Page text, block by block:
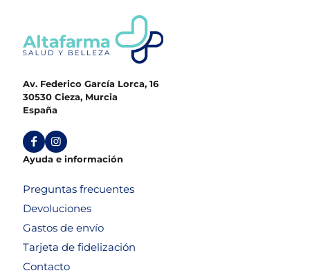
Av. Federico García Lorca, 16
30530 Cieza, Murcia
España
Ayuda e información
Preguntas frecuentes
Devoluciones
Gastos de envío
Tarjeta de fidelización
Contacto